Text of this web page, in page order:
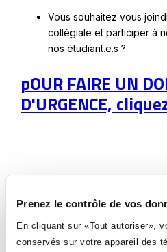
Prenez le contrôle de vos
En cliquant sur «Tout autoriser»,
conservés sur votre appareil des
Vous souhaitez vous
collégiale et participer à
nos étudiant.e.s ?
pOUR FAIRE UN
D'URGENCE,
Objectif de la
En plus de leur offrir un répit financier,
bien-être.
En leur nom, merci de votre générosité en